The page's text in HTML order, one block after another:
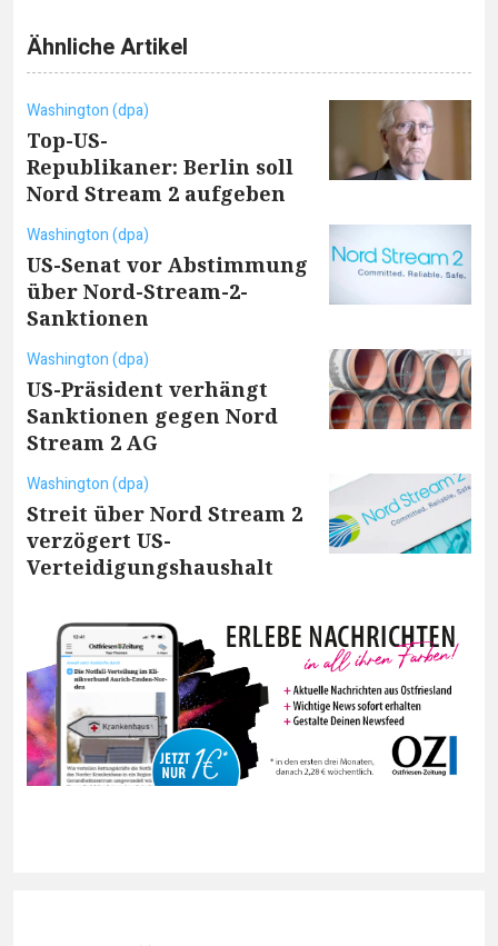
Ähnliche Artikel
Washington (dpa)
Top-US-
Republikaner: Berlin soll
Nord Stream 2 aufgeben
Washington (dpa)
US-Senat vor Abstimmung
über Nord-Stream-2-
Sanktionen
Washington (dpa)
US-Präsident verhängt
Sanktionen gegen Nord
Stream 2 AG
Washington (dpa)
Streit über Nord Stream 2
verzögert US-
Verteidigungshaushalt